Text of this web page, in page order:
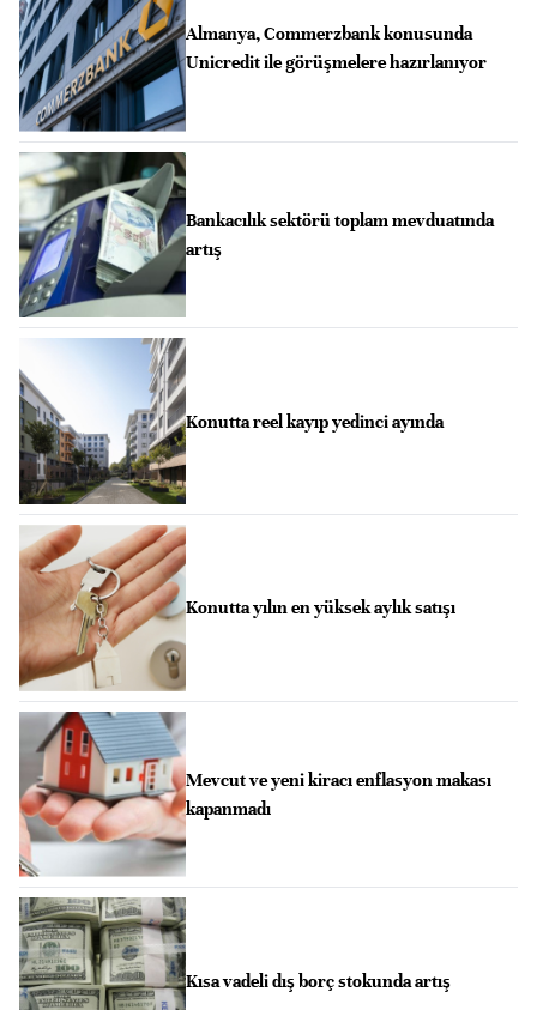
Almanya, Commerzbank konusunda
Unicredit ile görüşmelere hazırlanıyor
Bankacılık sektörü toplam mevduatında
artış
Konutta reel kayıp yedinci ayında
Konutta yılın en yüksek aylık satışı
Mevcut ve yeni kiracı enflasyon makası
kapanmadı
Kısa vadeli dış borç stokunda artış